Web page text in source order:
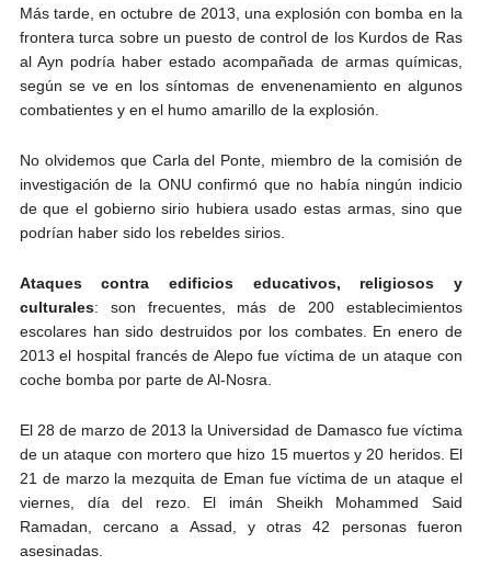
Más tarde, en octubre de 2013, una explosión con bomba en la
frontera turca sobre un puesto de control de los Kurdos de Ras
al Ayn podría haber estado acompañada de armas químicas,
según se ve en los síntomas de envenenamiento en algunos
combatientes y en el humo amarillo de la explosión.
No olvidemos que Carla del Ponte, miembro de la comisión de
investigación de la ONU confirmó que no había ningún indicio
de que el gobierno sirio hubiera usado estas armas, sino que
podrían haber sido los rebeldes sirios.
Ataques contra edificios educativos, religiosos y
culturales: son frecuentes, más de 200 establecimientos
escolares han sido destruidos por los combates. En enero de
2013 el hospital francés de Alepo fue víctima de un ataque con
coche bomba por parte de Al-Nosra.
El 28 de marzo de 2013 la Universidad de Damasco fue víctima
de un ataque con mortero que hizo 15 muertos y 20 heridos. El
21 de marzo la mezquita de Eman fue víctima de un ataque el
viernes, día del rezo. El imán Sheikh Mohammed Said
Ramadan, cercano a Assad, y otras 42 personas fueron
asesinadas.